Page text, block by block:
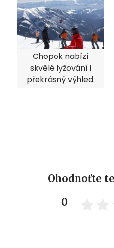
Chopok nabízí
skvělé lyžování i
překrásný výhled.
Ohodnoťte
0